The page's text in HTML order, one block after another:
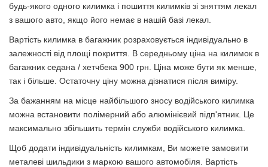
будь-якого одного килимка і пошиття килимків зі зняттям лекал
з вашого авто, якщо його немає в нашій базі лекал.
Вартість килимка в багажник розраховується індивідуально в
залежності від площі покриття. В середньому ціна на килимок в
багажник седана / хетчбека 900 грн. Ціна може бути як менше,
так і більше. Остаточну ціну можна дізнатися після виміру.
За бажанням на місце найбільшого зносу водійського килимка
можна встановити полімерний або алюмінієвий підп'ятник. Це
максимально збільшить термін служби водійського килимка.
Щоб додати індивідуальність килимкам, Ви можете замовити
металеві шильдики з маркою вашого автомобіля. Вартiсть